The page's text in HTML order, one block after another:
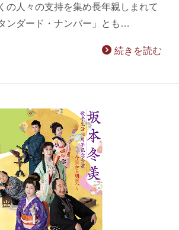
の人々の支持を集め長年親しまれて
ンダード・ナンバー」とも…
続きを読む